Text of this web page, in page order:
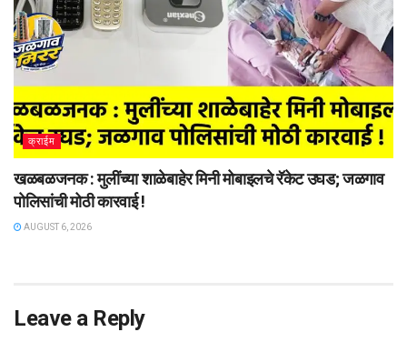
क्राईम
खळबळजनक : मुलींच्या शाळेबाहेर मिनी मोबाइलचे रॅकेट उघड; जळगाव
पोलिसांची मोठी कारवाई !
AUGUST 6, 2026
Leave a Reply